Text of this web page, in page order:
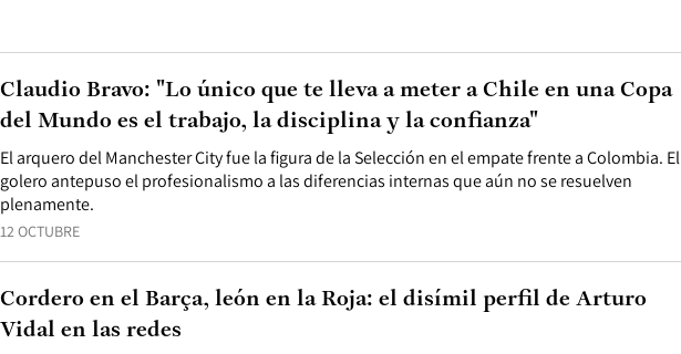
12 OCTUBRE
El arquero del Manchester City fue la figura de la Selección en el empate frente a Colombia. El
golero antepuso el profesionalismo a las diferencias internas que aún no se resuelven
plenamente.
Claudio Bravo: "Lo único que te lleva a meter a Chile en una Copa
del Mundo es el trabajo, la disciplina y la confianza"
Cordero en el Barça, león en la Roja: el disímil perfil de Arturo
Vidal en las redes